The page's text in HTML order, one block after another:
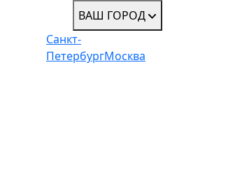
ВАШ ГОРОД
Санкт-
ПетербургМосква